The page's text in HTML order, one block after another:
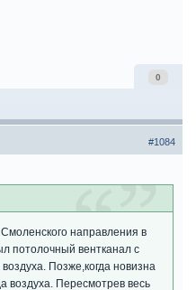
0
#1084
направления в
потолочный вентканал с
Позже,когда новизна
воздуха. Пересмотрев весь